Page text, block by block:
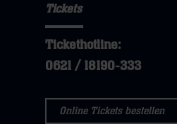
Tickets
Tickethotline:
0621 / 18190-333
Online Tickets bestellen